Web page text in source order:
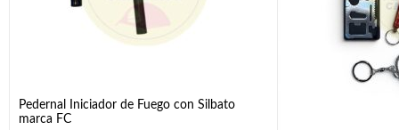
Pedernal Iniciador de Fuego con Silbato
marca FC